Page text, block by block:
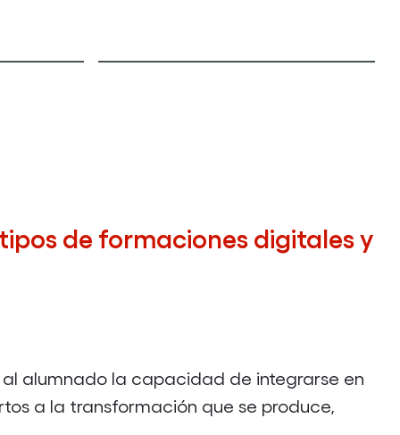
DE
EDICIÓN.
de formaciones digitales y
alumnado la capacidad de integrarse en
a la transformación que se produce,